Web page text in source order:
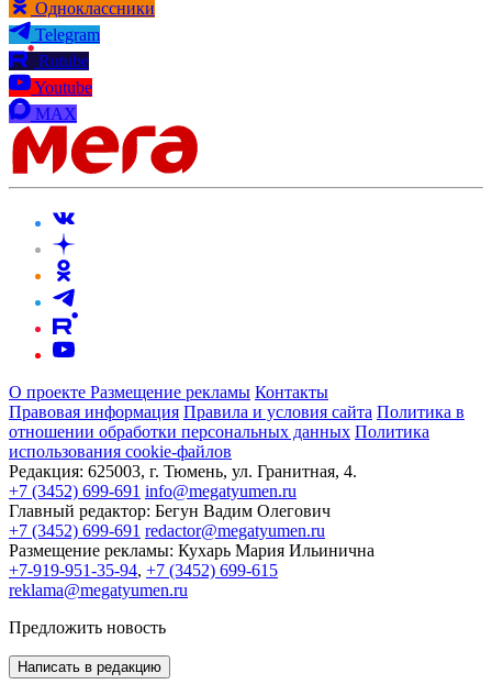
Одноклассники
Telegram
Rutube
Youtube
MAX
О проекте Размещение рекламы Контакты
Правовая информация Правила и условия сайта Политика в
отношении обработки персональных данных Политика
использования cookie-файлов
Редакция: 625003, г. Тюмень, ул. Гранитная, 4.
+7 (3452) 699-691 info@megatyumen.ru
Главный редактор: Бегун Вадим Олегович
+7 (3452) 699-691 redactor@megatyumen.ru
Размещение рекламы: Кухарь Мария Ильинична
+7-919-951-35-94, +7 (3452) 699-615
reklama@megatyumen.ru
Предложить новость
Написать в редакцию